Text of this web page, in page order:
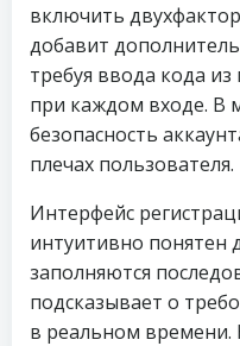
включить
добавит
требуя ввода кода
при каждом входе. В
безопасность
плечах пользователя.
Интерфейс
интуитивно понятен
заполняются
подсказывает о
в реальном времени.